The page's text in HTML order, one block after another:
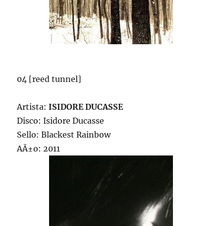
04 [reed tunnel]
Artista:ISIDORE DUCASSE
Disco: Isidore Ducasse
Sello: Blackest Rainbow
AÃ±o: 2011